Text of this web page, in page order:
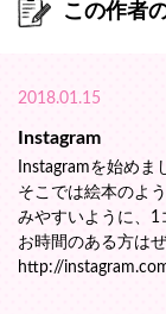
この作者
2018.01.15
Instagram
Instagramを始めま
そこでは絵本のよ
みやすいように、1
お時間のある方は
http://